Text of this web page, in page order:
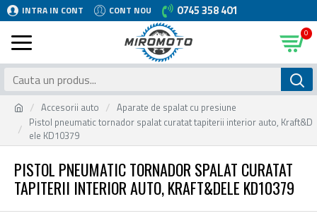
INTRA IN CONT CONT NOU 0745 358 401
0
Accesorii auto
Aparate de spalat cu presiune
Pistol pneumatic tornador spalat curatat tapiterii interior auto, Kraft&D
ele KD10379
PISTOL PNEUMATIC TORNADOR SPALAT CURATAT
TAPITERII INTERIOR AUTO, KRAFT&DELE KD10379